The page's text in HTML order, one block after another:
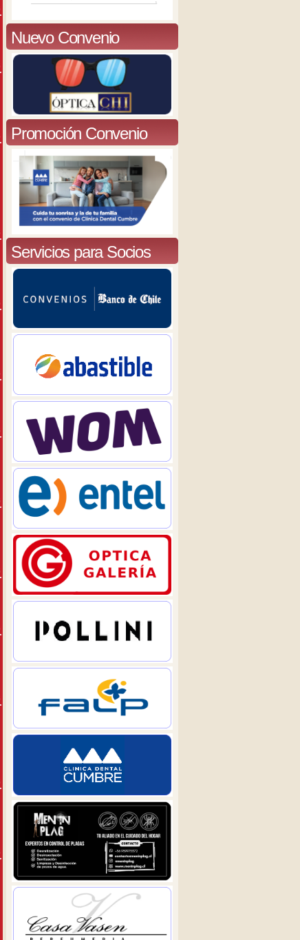
Nuevo Convenio
Promoción Convenio
Servicios para Socios